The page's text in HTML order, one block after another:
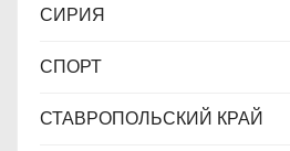
СИРИЯ
СПОРТ
СТАВРОПОЛЬСКИЙ КРАЙ